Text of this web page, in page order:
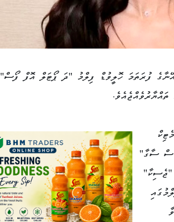
ފުރަތަމަ ހޮލީވުޑް ފިލްމު "ދަ ޕޯޓަލް އޮފް ފޯސް"
ސާގާ"